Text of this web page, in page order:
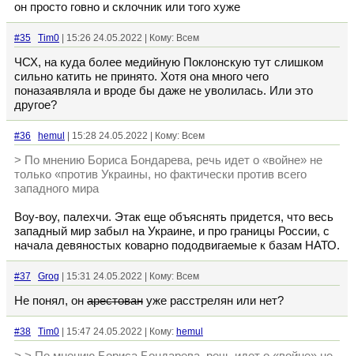
он просто говно и склочник или того хуже
#35 Tim0 | 15:26 24.05.2022 | Кому: Всем
ЧСХ, на куда более медийную Поклонскую тут слишком
сильно катить не принято. Хотя она много чего
поназаявляла и вроде бы даже не уволилась. Или это
другое?
#36 hemul | 15:28 24.05.2022 | Кому: Всем
> По мнению Бориса Бондарева, речь идет о «войне» не
только «против Украины, но фактически против всего
западного мира
Воу-воу, палехчи. Этак еще объяснять придется, что весь
западный мир забыл на Украине, и про границы России, с
начала девяностых коварно пододвигаемые к базам НАТО.
#37 Grog | 15:31 24.05.2022 | Кому: Всем
Не понял, он арестован уже расстрелян или нет?
#38 Tim0 | 15:47 24.05.2022 | Кому: hemul